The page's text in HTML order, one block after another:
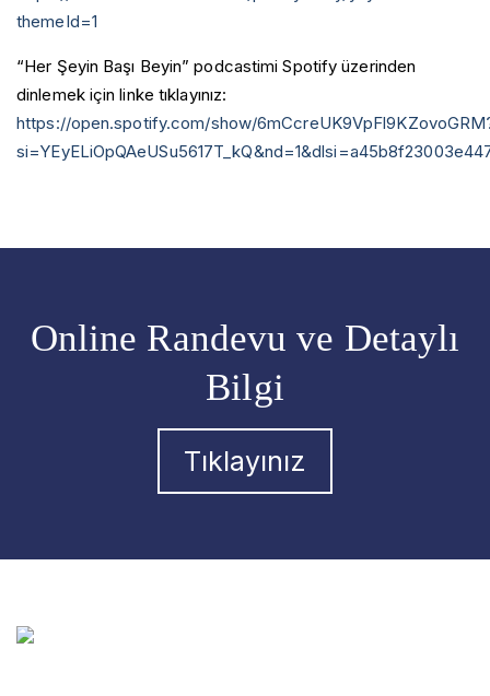
themeId=1
“Her Şeyin Başı Beyin” podcastimi Spotify üzerinden
dinlemek için linke tıklayınız:
https://open.spotify.com/show/
Online Randevu ve Detaylı
Bilgi
Tıklayınız